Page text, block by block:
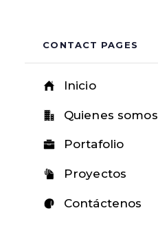
CONTACT PAGES
Inicio
Quienes somos
Portafolio
Proyectos
Contáctenos